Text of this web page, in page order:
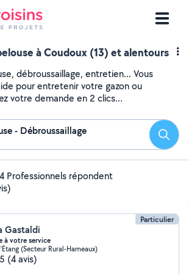
à Coudoux (13) et alentours
débroussaillage, entretien... Vous
pour entretenir votre gazon ou
votre demande en 2 clics...
- Débroussaillage
Professionnels répondent
Particulier
Gastaldi
à votre service
(Secteur Rural-Hameaux)
(4 avis)